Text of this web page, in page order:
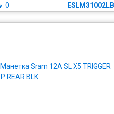
ESLM31002LB
0